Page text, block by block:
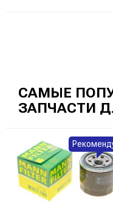
САМЫЕ
ЗАПЧАСТИ